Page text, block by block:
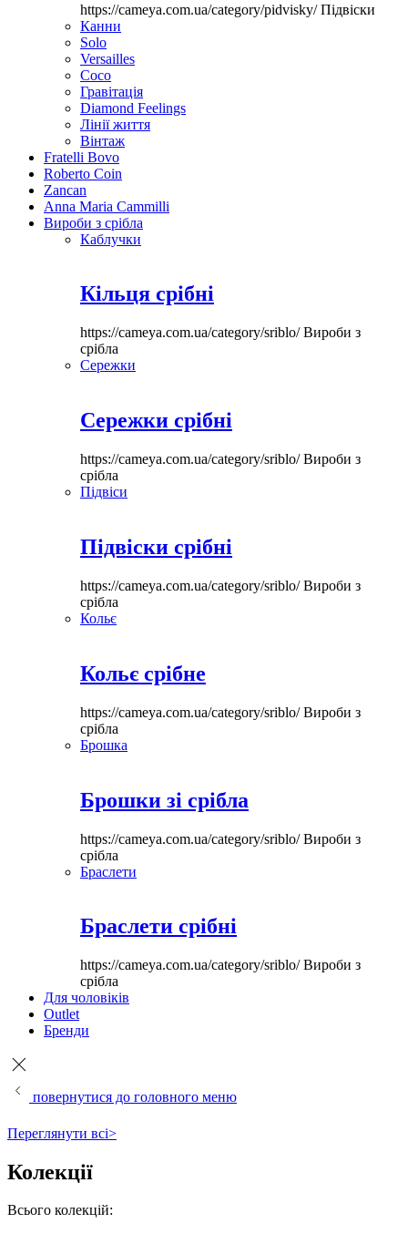
https://cameya.com.ua/category/pidvisky/Підвіски
Канни
Solo
Versailles
Coco
Гравітація
Diamond Feelings
Лінії життя
Вінтаж
Fratelli Bovo
Roberto Coin
Zancan
Anna Maria Cammilli
Вироби з срібла
Каблучки
Кільця срібні
https://cameya.com.ua/category/sriblo/Вироби з
срібла
Сережки
Сережки срібні
https://cameya.com.ua/category/sriblo/Вироби з
срібла
Підвіси
Підвіски срібні
https://cameya.com.ua/category/sriblo/Вироби з
срібла
Кольє
Кольє срібне
https://cameya.com.ua/category/sriblo/Вироби з
срібла
Брошка
Брошки зі срібла
https://cameya.com.ua/category/sriblo/Вироби з
срібла
Браслети
Браслети срібні
https://cameya.com.ua/category/sriblo/Вироби з
срібла
Для чоловіків
Outlet
Бренди
повернутися до головного меню
Переглянути всі>
Колекції
Всього колекцій: